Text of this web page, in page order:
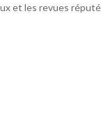
et les revues